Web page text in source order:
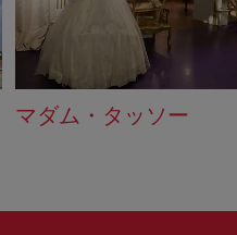
マダム・タッソー